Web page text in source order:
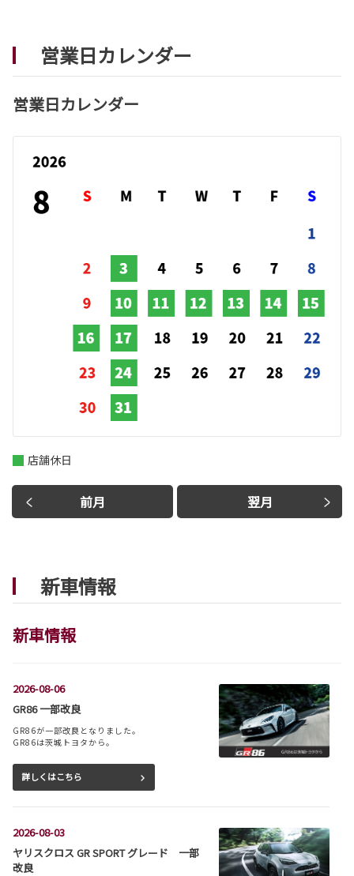
営業日カレンダー
営業日カレンダー
前月 翌月
店舗休日
新車情報
新車情報
2026-08-06
GR86 一部改良
GR86が一部改良となりました。
GR86は茨城トヨタから。
詳しくはこちら
2026-08-03
ヤリスクロス GR SPORT グレード 一部
改良